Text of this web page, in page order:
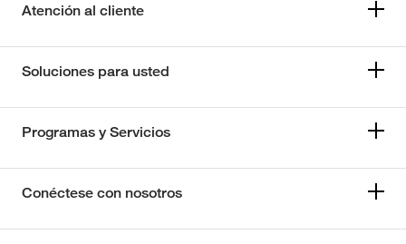
Atención al cliente
Soluciones para usted
Programas y Servicios
Conéctese con nosotros